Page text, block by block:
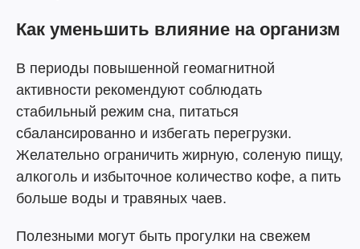
Как уменьшить влияние на организм
В периоды повышенной геомагнитной
активности рекомендуют соблюдать
стабильный режим сна, питаться
сбалансированно и избегать перегрузки.
Желательно ограничить жирную, соленую пищу,
алкоголь и избыточное количество кофе, а пить
больше воды и травяных чаев.
Полезными могут быть прогулки на свежем